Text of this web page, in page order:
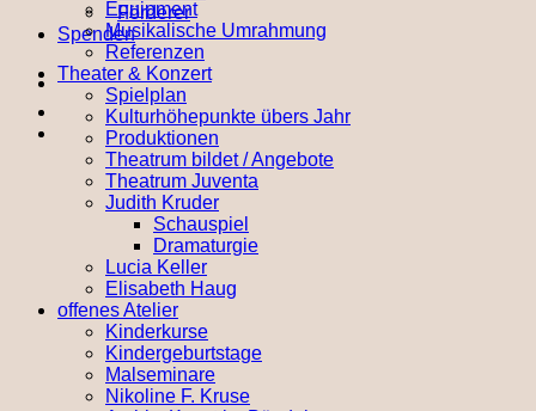
Förderer
Spenden
Equipment
Musikalische Umrahmung
Referenzen
Theater & Konzert
Spielplan
Kulturhöhepunkte übers Jahr
Produktionen
Theatrum bildet / Angebote
Theatrum Juventa
Judith Kruder
Schauspiel
Dramaturgie
Lucia Keller
Elisabeth Haug
offenes Atelier
Kinderkurse
Kindergeburtstage
Malseminare
Nikoline F. Kruse